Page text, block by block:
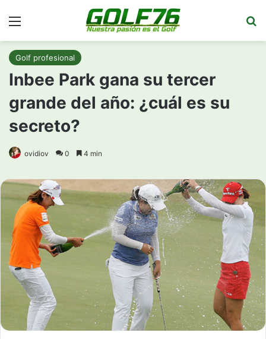
Golf profesional
Inbee Park gana su tercer
grande del año: ¿cuál es su
secreto?
ovidiov 0 4 min